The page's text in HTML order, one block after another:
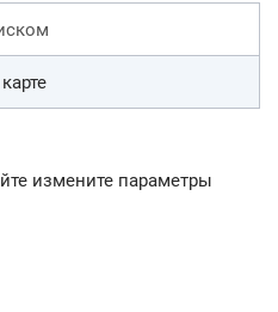
измените параметры